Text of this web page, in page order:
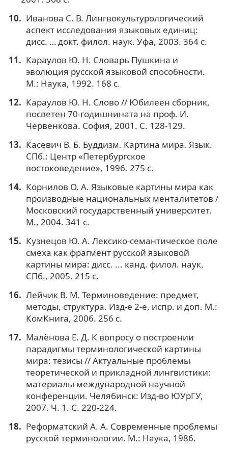
Иванова С. В. Лингвокультурологический
аспект исследования языковых единиц:
дисс. … докт. филол. наук. Уфа, 2003. 364 с.
Караулов Ю. Н. Словарь Пушкина и
эволюция русской языковой способности.
М.: Наука, 1992. 168 с.
Караулов Ю. Н. Слово // Юбилеен сборник,
посветен 70-годишнината на проф. И.
Червенкова. София, 2001. С. 128-129.
Касевич В. Б. Буддизм. Картина мира. Язык.
СПб.: Центр «Петербургское
востоковедение», 1996. 275 с.
Корнилов О. А. Языковые картины мира как
производные национальных менталитетов /
Московский государственный университет.
М., 2004. 341 с.
Кузнецов Ю. А. Лексико-семантическое поле
смеха как фрагмент русской языковой
картины мира: дисс. ... канд. филол. наук.
СПб., 2005. 215 с.
Лейчик В. М. Терминоведение: предмет,
методы, структура. Изд-е 2-е, испр. и доп. М.:
КомКнига, 2006. 256 с.
Малёнова Е. Д. К вопросу о построении
парадигмы терминологической картины
мира: тезисы // Актуальные проблемы
теоретической и прикладной лингвистики:
материалы международной научной
конференции. Челябинск: Изд-во ЮУрГУ,
2007. Ч. 1. С. 220-224.
Реформатский А. А. Современные проблемы
русской терминологии. М.: Наука, 1986.